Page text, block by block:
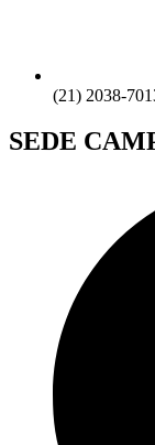
(21) 2038-
SEDE